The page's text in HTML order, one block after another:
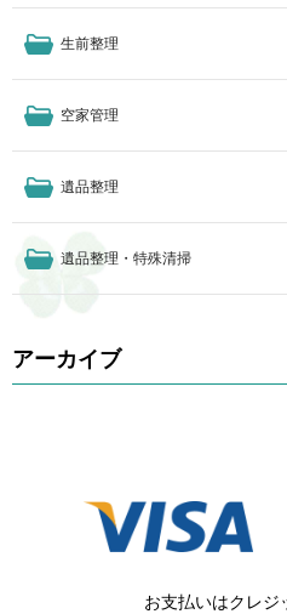
生前整理
空家管理
遺品整理
遺品整理・特殊清掃
アーカイブ
お支払いはクレジ